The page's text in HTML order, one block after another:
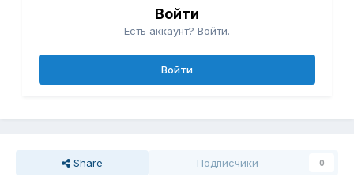
Войти
Есть аккаунт? Войти.
Войти
Share Подписчики 0